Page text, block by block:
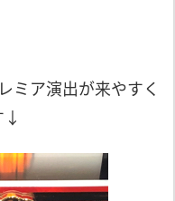
ミア演出が来やすく
↓